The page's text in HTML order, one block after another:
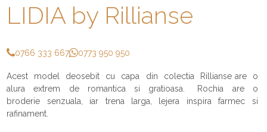
LIDIA by Rillianse
0766 333 667 0773 950 950
Acest model deosebit cu capa din colectia Rillianse are o
alura extrem de romantica si gratioasa. Rochia are o
broderie senzuala, iar trena larga, lejera inspira farmec si
rafinament.